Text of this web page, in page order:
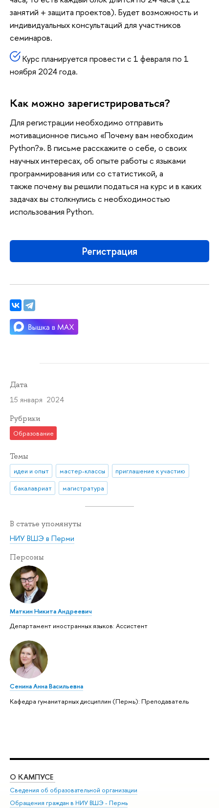
занятий + защита проектов). Будет возможность и
индивидуальных консультаций для участников
семинаров.
Курс планируется провести с 1 февраля по 1
ноября 2024 года.
Как можно зарегистрироваться?
Для регистрации необходимо отправить
мотивационное письмо «Почему вам необходим
Python?». В письме расскажите о себе, о своих
научных интересах, об опыте работы с языками
программирования или со статистикой, а
также почему вы решили податься на курс и в каких
задачах вы столкнулись с необходимостью
использования Python.
Регистрация
Дата
15 января 2024
Рубрики
Образование
Темы
идеи и опыт мастер-классы
приглашение к участию
бакалавриат
магистратура
В статье упомянуты
НИУ ВШЭ в Перми
Персоны
Маткин Никита Андреевич
Департамент иностранных языков: Ассистент
Сенина Анна Васильевна
Кафедра гуманитарных дисциплин (Пермь): Преподаватель
О КАМПУСЕ
Сведения об образовательной организации
Обращения граждан в НИУ ВШЭ - Пермь